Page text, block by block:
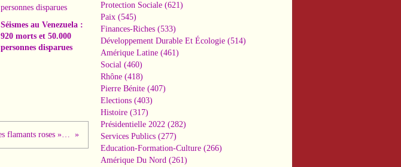
Séismes au Venezuela :
920 morts et 50.000
personnes disparues
Albanie. La « révolution des flamants roses », une exigence de respect face à l’argent des Trump
Protection Sociale (621)
Paix (545)
Finances-Riches (533)
Développement Durable Et Écologie (514)
Amérique Latine (461)
Social (460)
Rhône (418)
Pierre Bénite (407)
Elections (403)
Histoire (317)
Présidentielle 2022 (282)
Services Publics (277)
Education-Formation-Culture (266)
Amérique Du Nord (261)